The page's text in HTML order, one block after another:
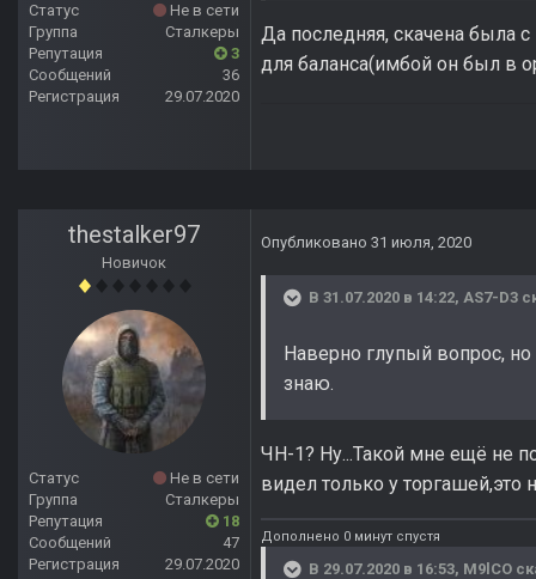
Статус
Не в сети
Группа
Сталкеры
Репутация
3
Сообщений
36
Регистрация
29.07.2020
Да последняя, скачена была
для баланса(имбой он был в
thestalker97
Новичок
Статус
Не в сети
Группа
Сталкеры
Репутация
18
Сообщений
47
Регистрация
29.07.2020
Опубликовано 31 июля, 2020
В 31.07.2020 в 14:22, AS7-D3
Наверно глупый вопрос,
знаю.
ЧН-1? Ну...Такой мне ещё не
видел только у
Дополнено 0 минут спустя
В 29.07.2020 в 16:53, M9lCO